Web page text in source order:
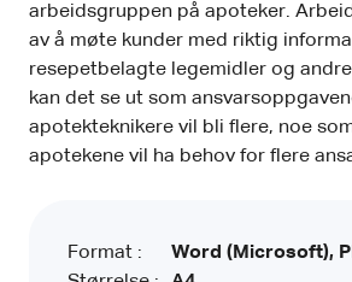
arbeidsgruppen på apoteker.
av å møte kunder med riktig
resepetbelagte legemidler og
kan det se ut som
apotekteknikere vil bli flere, noe
apotekene vil ha behov for flere
Format :
Word (Microsoft),